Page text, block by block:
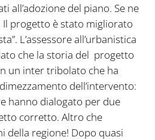
all’adozione del piano. Se ne
progetto è stato migliorato
L’assessore all’urbanistica
che la storia del progetto
un inter tribolato che ha
dell’intervento:
hanno dialogato per due
corretto. Altro che
della regione! Dopo quasi